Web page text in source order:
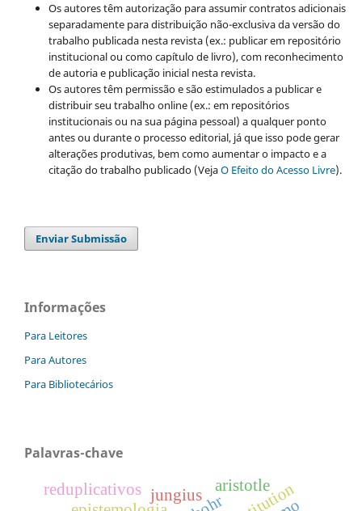
Os autores têm autorização para assumir contratos adicionais
separadamente para distribuição não-exclusiva da versão do
trabalho publicada nesta revista (ex.: publicar em repositório
institucional ou como capítulo de livro), com reconhecimento
de autoria e publicação inicial nesta revista.
Os autores têm permissão e são estimulados a publicar e
distribuir seu trabalho online (ex.: em repositórios
institucionais ou na sua página pessoal) a qualquer ponto
antes ou durante o processo editorial, já que isso pode gerar
alterações produtivas, bem como aumentar o impacto e a
citação do trabalho publicado (VejaO Efeito do Acesso Livre).
Enviar Submissão
Informações
Para Leitores
Para Autores
Para Bibliotecários
Palavras-chave
jungius
reduplicativos aristotle